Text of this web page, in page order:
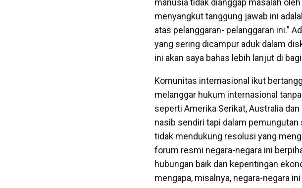
menyangkut tanggung jawab ini
atas pelanggaran- pelanggaran ini.”
yang sering dicampur aduk dalam
ini akan saya bahas lebih lanjut di
Komunitas internasional ikut
melanggar hukum internasional
seperti Amerika Serikat, Australia
nasib sendiri tapi dalam pemungutan
tidak mendukung resolusi yang
forum resmi negara-negara ini
hubungan baik dan kepentingan
mengapa, misalnya, negara-negara